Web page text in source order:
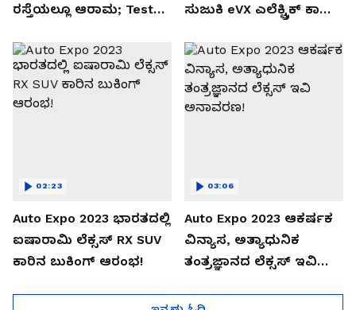
ರಸ್ತೆಯಲ್ಲೂ ಆರಾಮ; Test
ಸುಜುಕಿ eVX ಎಲೆಕ್ಟ್ರಿಕ್ ಕಾರು
Auto Expo 2023 ಭಾರತದಲ್ಲಿ
ಐಷಾರಾಮಿ ಲೆಕ್ಸಸ್ RX SUV
ಕಾರಿನ ಬುಕಿಂಗ್ ಆರಂಭ!
02:23
Auto Expo 2023 ಆಕರ್ಷಕ
ವಿನ್ಯಾಸ, ಅತ್ಯಾಧುನಿಕ
ತಂತ್ರಜ್ಞಾನದ ಲೆಕ್ಸಸ್ ಇವಿ
03:06